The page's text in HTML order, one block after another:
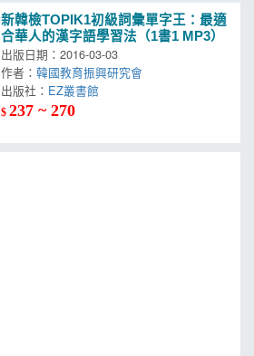
新韓檢TOPIK1初級詞彙單字王：最適
合華人的漢字語學習法（1書1 MP3）
出版日期：2016-03-03
作者：韓國教育振興研究會
出版社：
$237 ~ 270